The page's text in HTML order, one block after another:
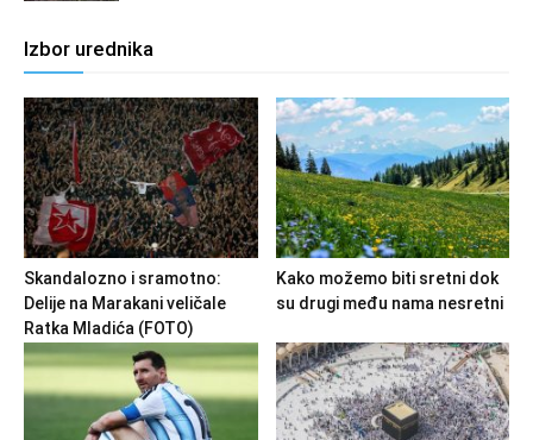
Izbor urednika
Skandalozno i sramotno:
Delije na Marakani veličale
Ratka Mladića (FOTO)
Kako možemo biti sretni dok
su drugi među nama nesretni